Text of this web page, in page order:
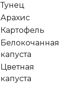
Тунец
Арахис
Картофель
Белокочанная
капуста
Цветная
капуста